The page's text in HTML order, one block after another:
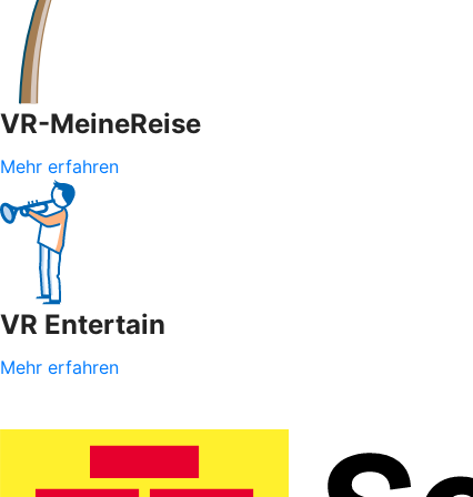
VR-MeineReise
Mehr erfahren
VR Entertain
Mehr erfahren